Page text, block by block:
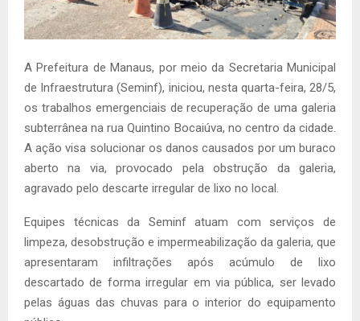
A Prefeitura de Manaus, por meio da Secretaria Municipal
de Infraestrutura (Seminf), iniciou, nesta quarta-feira, 28/5,
os trabalhos emergenciais de recuperação de uma galeria
subterrânea na rua Quintino Bocaiúva, no centro da cidade.
A ação visa solucionar os danos causados por um buraco
aberto na via, provocado pela obstrução da galeria,
agravado pelo descarte irregular de lixo no local.
Equipes técnicas da Seminf atuam com serviços de
limpeza, desobstrução e impermeabilização da galeria, que
apresentaram infiltrações após acúmulo de lixo
descartado de forma irregular em via pública, ser levado
pelas águas das chuvas para o interior do equipamento